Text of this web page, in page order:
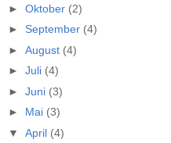
► Oktober (2)
► September (4)
► August (4)
► Juli (4)
► Juni (3)
► Mai (3)
▼ April (4)